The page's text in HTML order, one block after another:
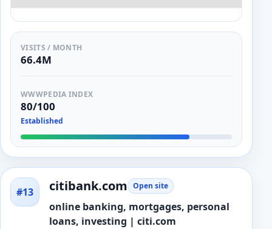
VISITS / MONTH
66.4M
WWWPEDIA INDEX
80/100
Established
#13 citibank.com Open site
online banking, mortgages, personal
loans, investing | citi.com